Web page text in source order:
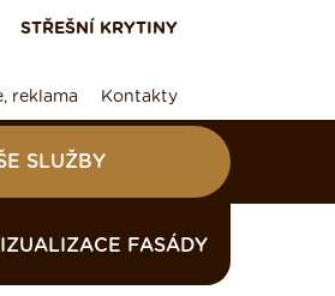
STŘEŠNÍ KRYTINY
reklama Kontakty
SLUŽBY
FASÁDY